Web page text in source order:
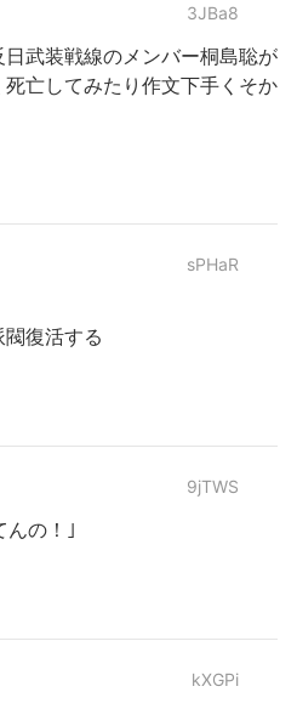
3JBa8
武装戦線のメンバー桐島聡が
亡してみたり作文下手くそか
sPHaR
復活する
9jTWS
んの！｣
kXGPi